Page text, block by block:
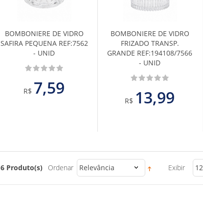
BOMBONIERE DE VIDRO
SAFIRA PEQUENA REF:7562
- UNID
R$ 7,59
BOMBONIERE DE VIDRO
FRIZADO TRANSP.
GRANDE REF:194108/7566
- UNID
R$ 13,99
6 Produto(s) Ordenar Relevância Exibir 12